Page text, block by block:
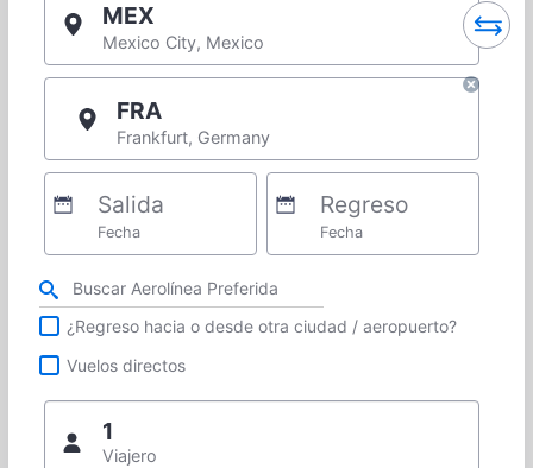
MEX
Mexico City, Mexico
FRA
Frankfurt, Germany
Salida
Fecha
Regreso
Fecha
Refina tu búsqueda por aerolínea, ciudad o aeropuerto o vuelos directos
¿Regreso hacia o desde otra ciudad / aeropuerto?
Vuelos directos
1
Viajero